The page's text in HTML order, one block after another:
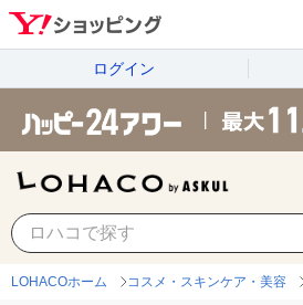
ログイン
LOHACOホーム コスメ・スキンケア・美容